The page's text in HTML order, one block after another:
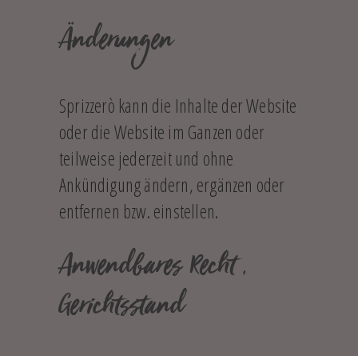
Änderungen
Sprizzerò kann die Inhalte der Website
oder die Website im Ganzen oder
teilweise jederzeit und ohne
Ankündigung ändern, ergänzen oder
entfernen bzw. einstellen.
Anwendbares Recht ,
Gerichtsstand